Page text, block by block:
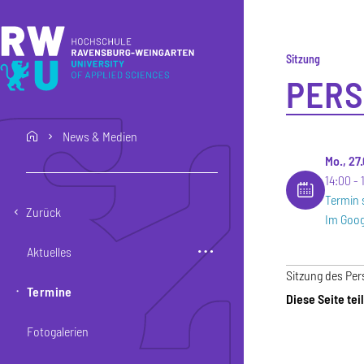
home News & Medien
Zurück
Aktuelles
Termine
Fotogalerien
Sitzung
Mo.,
14:00
Termin
Im
Sitzung des
Diese Seite